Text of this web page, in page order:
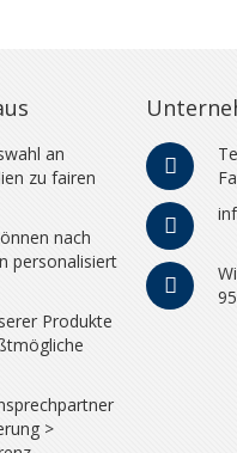
an
zu fairen
nach
personalisiert
Produkte
>